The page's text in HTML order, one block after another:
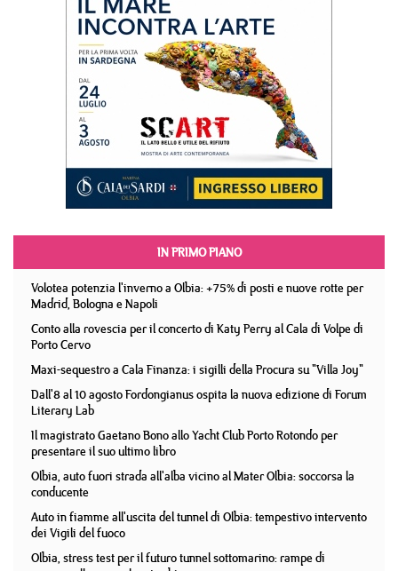
IN PRIMO PIANO
Volotea potenzia l'inverno a Olbia: +75% di posti e nuove rotte per
Madrid, Bologna e Napoli
Conto alla rovescia per il concerto di Katy Perry al Cala di Volpe di
Porto Cervo
Maxi-sequestro a Cala Finanza: i sigilli della Procura su "Villa Joy"
Dall'8 al 10 agosto Fordongianus ospita la nuova edizione di Forum
Literary Lab
Il magistrato Gaetano Bono allo Yacht Club Porto Rotondo per
presentare il suo ultimo libro
Olbia, auto fuori strada all'alba vicino al Mater Olbia: soccorsa la
conducente
Auto in fiamme all'uscita del tunnel di Olbia: tempestivo intervento
dei Vigili del fuoco
Olbia, stress test per il futuro tunnel sottomarino: rampe di